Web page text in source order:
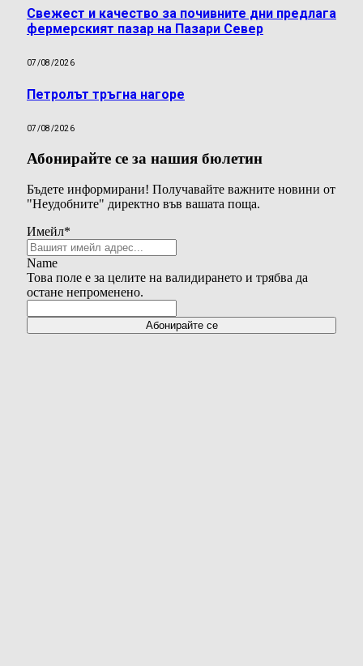
Свежест и качество за почивните дни предлага
фермерският пазар на Пазари Север
07/08/2026
Петролът тръгна нагоре
07/08/2026
Абонирайте се за нашия бюлетин
Бъдете информирани! Получавайте важните новини от
"Неудобните" директно във вашата поща.
Имейл*
Name
Това поле е за целите на валидирането и трябва да
остане непроменено.